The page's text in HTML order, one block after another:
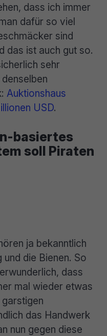
dass ich immer
dafür so viel
sind
das ist auch gut so.
sehr
Auktionshaus
USD.
basiertes
soll Piraten
ja bekanntlich
die Bienen. So
dass
mal wieder etwas
das Handwerk
nun gegen diese